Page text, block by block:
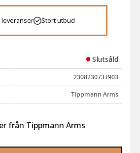
leveranser Stort utbud
Slutsåld
2308230731903
Tippmann Arms
från Tippmann Arms